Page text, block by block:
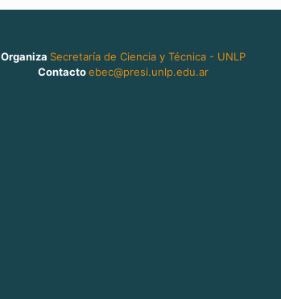
Organiza Secretaría de Ciencia y Técnica - UNLP
Contactoebec@presi.unlp.edu.ar